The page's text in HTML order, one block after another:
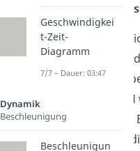
Die
Geschwindigkeit
wie schnelldu
im Mittel
kannst du dir zur
dieser
Geschwindigkei
t-Zeit-
Diagramm
7/7 – Dauer: 03:47
Dynamik
Beschleunigung
Beschleunigun